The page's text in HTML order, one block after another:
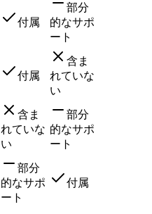
付属
部分
的なサポ
ート
付属
含ま
れていな
い
含ま
れていな
い
部分
的なサポ
ート
部分
的なサポ
ート
付属